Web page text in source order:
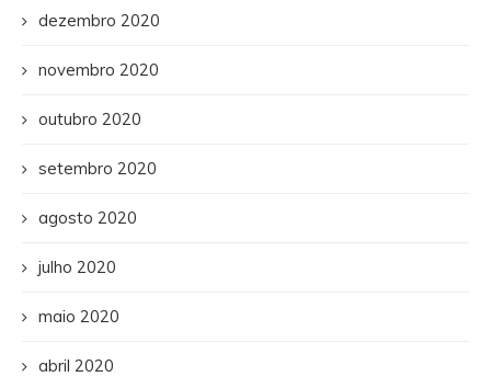
dezembro 2020
novembro 2020
outubro 2020
setembro 2020
agosto 2020
julho 2020
maio 2020
abril 2020